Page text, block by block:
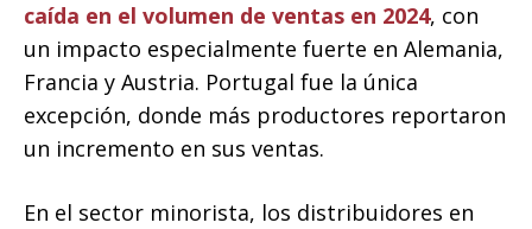
caída en el volumen de ventas en 2024, con
un impacto especialmente fuerte en Alemania,
Francia y Austria. Portugal fue la única
excepción, donde más productores reportaron
un incremento en sus ventas.
En el sector minorista, los distribuidores en